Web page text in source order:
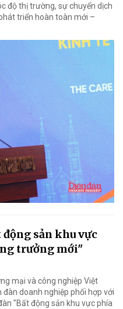
độ thị trường, sự chuyển dịch
triển hoàn toàn mới –
động sản khu vực
trưởng mới"
mại và công nghiệp Việt
đàn doanh nghiệp phối hợp với
"Bất động sản khu vực phía